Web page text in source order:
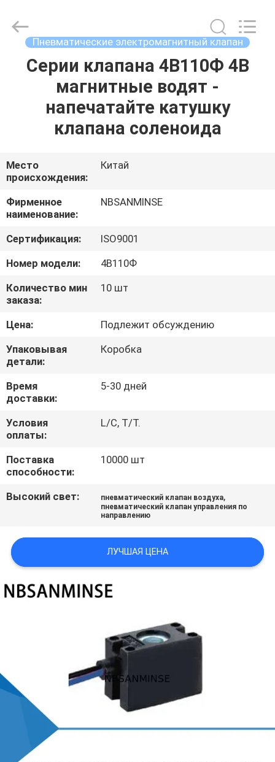
ДОМ
ПРОДУКТЫ
НАС
ПУТЕШЕСТВИЕ
ФАБРИКИ
ПРОВЕРКА
КАЧЕСТВА
СВЯЖИТЕСЬ
МЫ
НОВОСТИ
СПРОСИТЕ
ЦИТАТУ
САЙТА
ПОЛИТИКА
КОНФИДЕНЦИАЛЬНОСТИ
Export
Reserved.
Пневматические электромагнитный клапан
Серии клапана 4В110Ф 4В
магнитные водят -
напечатайте катушку
клапана соленоида
Место
происхождения:
Китай
Фирменное
наименование:
NBSANMINSE
Сертификация:
ISO9001
Номер модели:
4В110Ф
Количество мин
заказа:
10 шт
Цена:
Подлежит обсуждению
Упаковывая
детали:
Коробка
Время
доставки:
5-30 дней
Условия
оплаты:
L/C, T/T.
Поставка
способности:
10000 шт
Высокий свет: пневматический клапан воздуха,
пневматический клапан управления по
направлению
ЛУЧШАЯ ЦЕНА